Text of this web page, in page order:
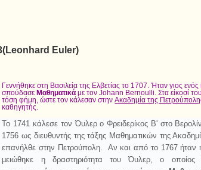
Euler)
Γεννήθηκε στη Βασιλεία της Ελβετίας το 1707. Ήταν γιος
σπούδασε Μαθηματικά με τον Johann Bernoulli. Στα είκοσί
τόση φήμη, ώστε τον κάλεσαν στηνΑκαδημία της
καθηγητής.
Το 1741 κάλεσε τον Όυλερ ο Φρειδερίκος Β' στο
1756 ως διευθυντής της τάξης Μαθηματικών της
επανήλθε στην Πετρούπολη. Αν και από το 1767 ήταν
μειώθηκε η δραστηριότητα του Όυλερ, ο